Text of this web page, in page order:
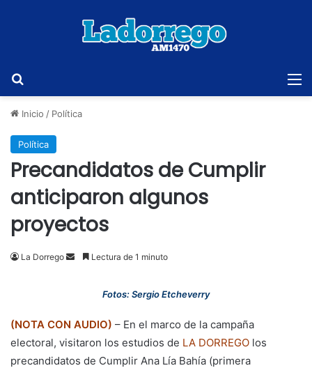
Inicio / Política
Política
Precandidatos de Cumplir
anticiparon algunos
proyectos
La Dorrego
SendLectura de 1 minuto
Fotos: Sergio Etcheverry
(NOTA CON AUDIO) – En el marco de la campaña
electoral, visitaron los estudios de LA DORREGO los
precandidatos de Cumplir Ana Lía Bahía (primera